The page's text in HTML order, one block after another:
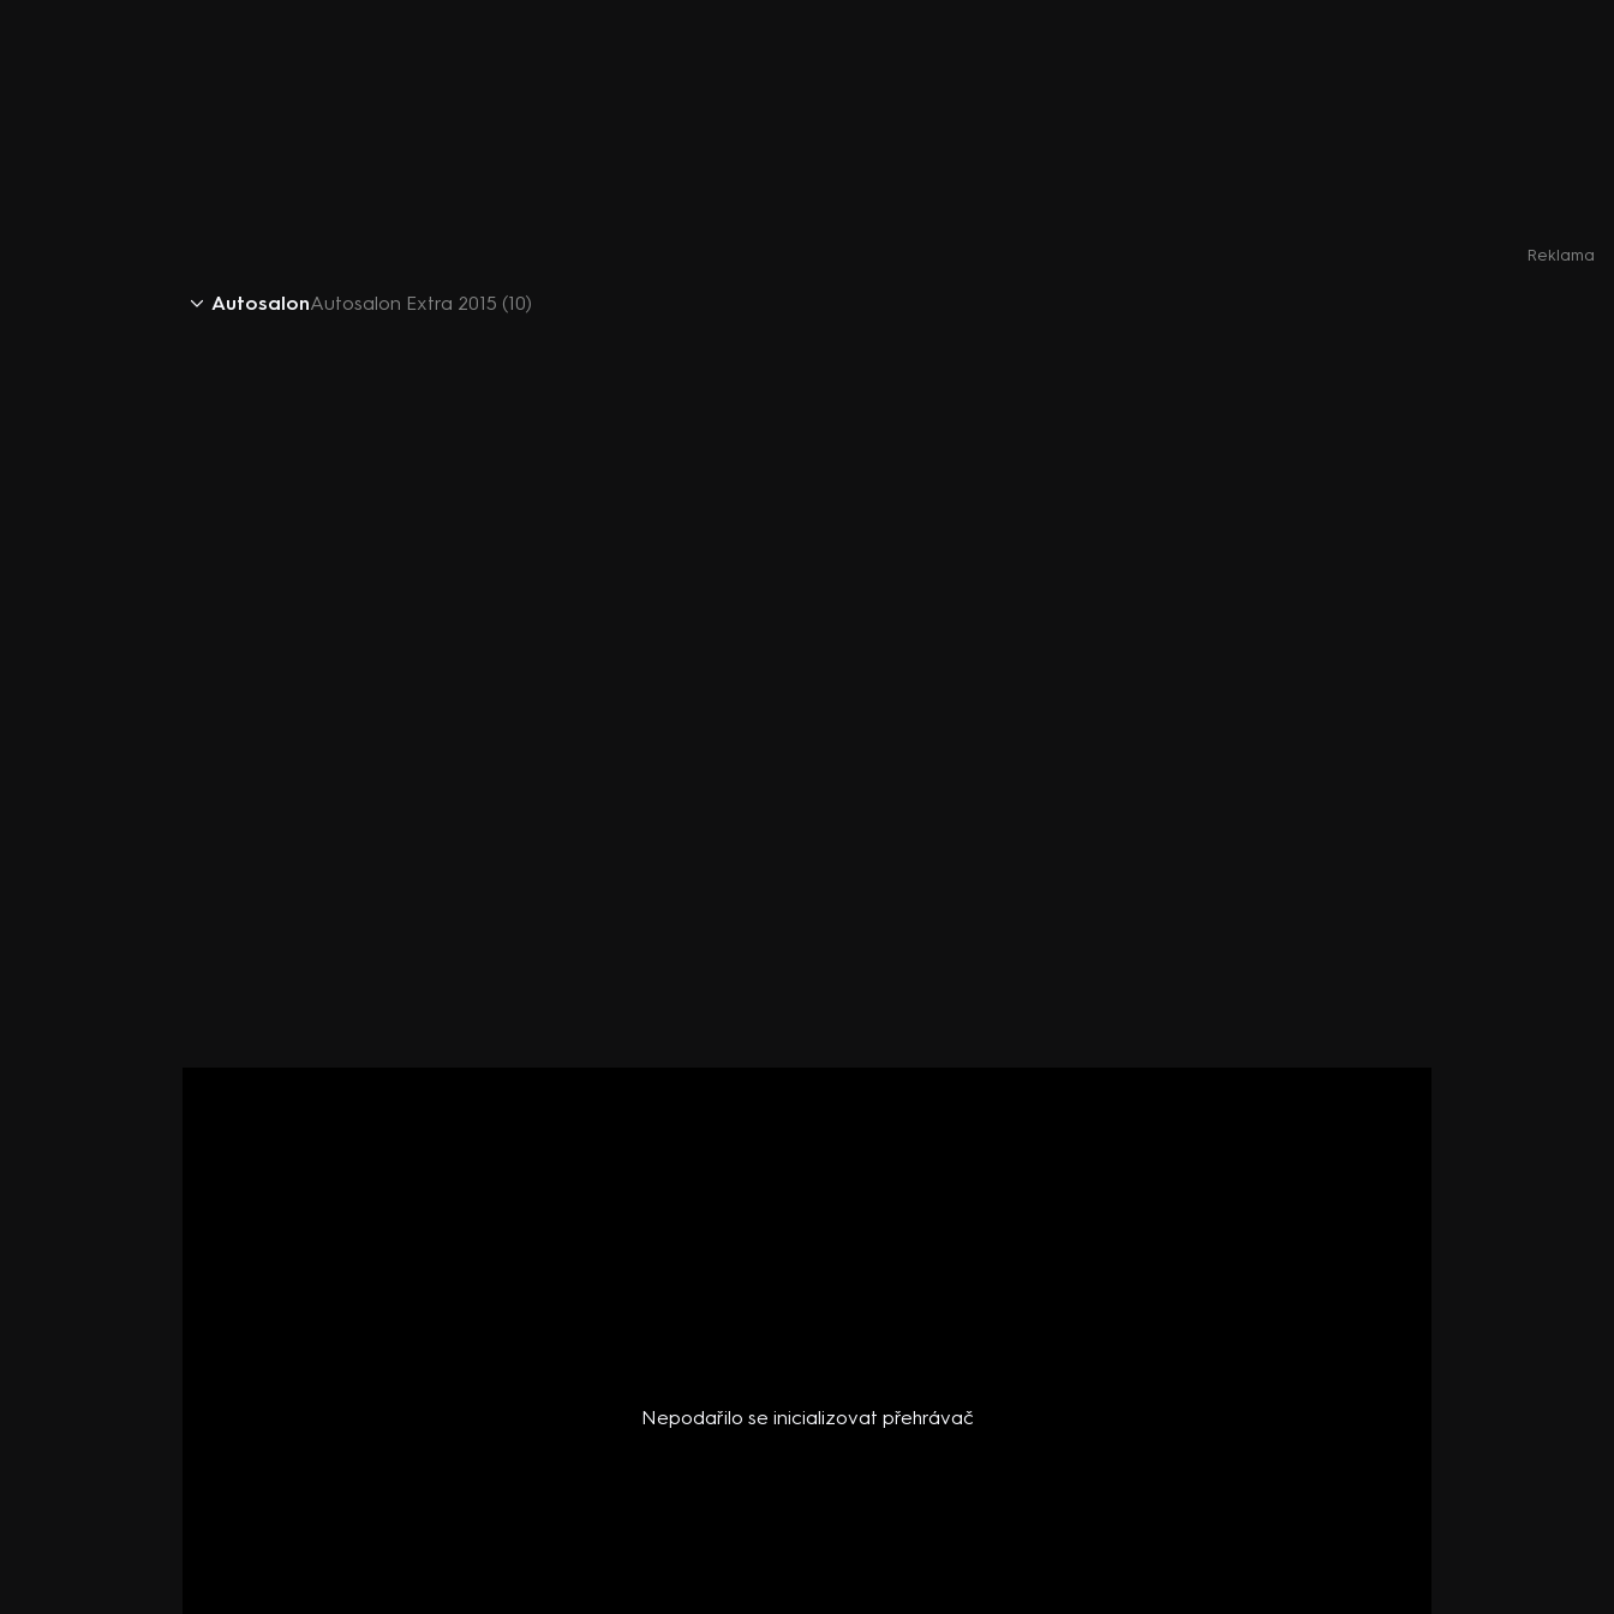
Reklama
AutosalonAutosalon Extra 2015 (10)
Nepodařilo se inicializovat přehrávač